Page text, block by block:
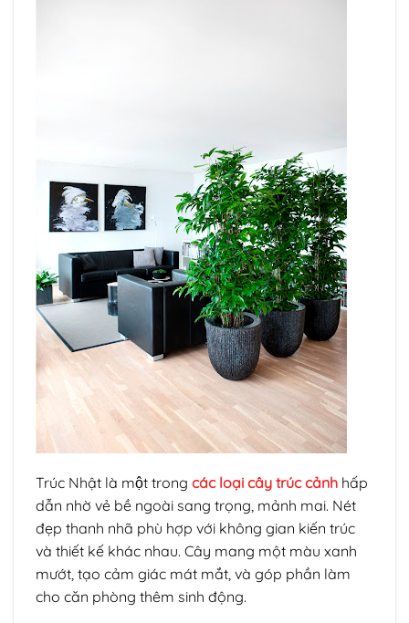
Trúc Nhật là một trong các loại cây trúc cảnh hấp
dẫn nhờ vẻ bề ngoài sang trọng, mảnh mai. Nét
đẹp thanh nhã phù hợp với không gian kiến trúc
và thiết kế khác nhau. Cây mang một màu xanh
mướt, tạo cảm giác mát mắt, và góp phần làm
cho căn phòng thêm sinh động.